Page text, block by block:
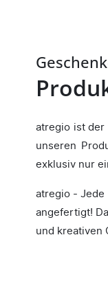
atregio ist der
unseren
exklusiv nur
atregio - Jede
angefertigt!
und kreativen